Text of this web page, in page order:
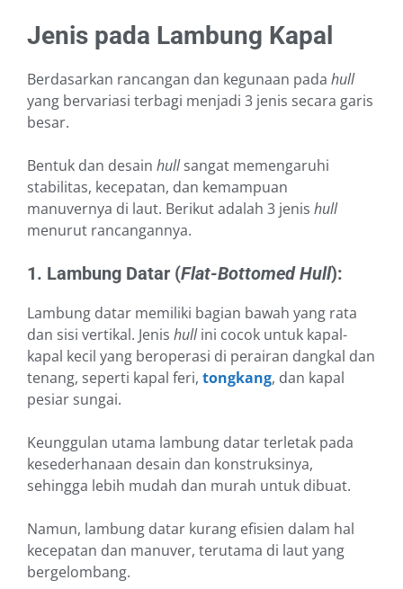
Jenis pada Lambung Kapal
Berdasarkan rancangan dan kegunaan pada hull
yang bervariasi terbagi menjadi 3 jenis secara garis
besar.
Bentuk dan desain hullsangat memengaruhi
stabilitas, kecepatan, dan kemampuan
manuvernya di laut. Berikut adalah 3 jenis hull
menurut rancangannya.
1. Lambung Datar (Flat-Bottomed Hull):
Lambung datar memiliki bagian bawah yang rata
dan sisi vertikal. Jenis hullini cocok untuk kapal-
kapal kecil yang beroperasi di perairan dangkal dan
tenang, seperti kapal feri, tongkang, dan kapal
pesiar sungai.
Keunggulan utama lambung datar terletak pada
kesederhanaan desain dan konstruksinya,
sehingga lebih mudah dan murah untuk dibuat.
Namun, lambung datar kurang efisien dalam hal
kecepatan dan manuver, terutama di laut yang
bergelombang.